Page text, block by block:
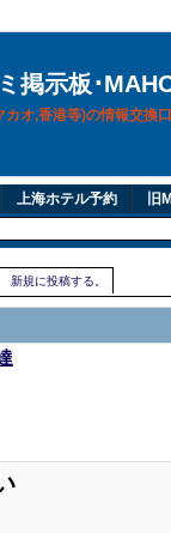
掲示板･
オ,香港等)の情報交換
上海ホテル予約 旧
新規に投稿する。